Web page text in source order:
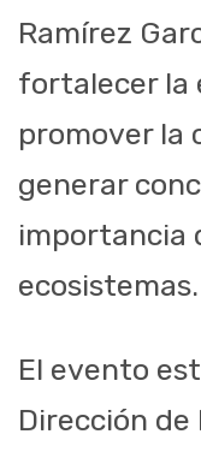
Ramírez
fortalecer la
promover la
generar
importancia
ecosistemas.
El evento
Dirección